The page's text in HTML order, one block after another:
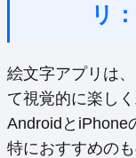
リ
絵文字アプリは
て視覚的に楽し
AndroidとiPhone
特におすすめの